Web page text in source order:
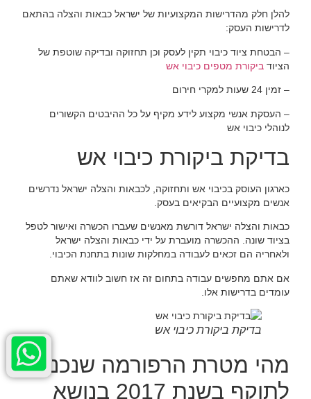
להלן חלק מהדרישות המקצועיות של ישראל כבאות והצלה בהתאם
לדרישות העסק:
– הבטחת ציוד כיבוי תקין לעסק וכן תחזוקה ובדיקה שוטפת של
הציודביקורת מטפים כיבוי אש
– זמין 24 שעות למקרי חירום
– העסקת אנשי מקצוע לידע מקיף על כל ההיבטים הקשורים
לנוהלי כיבוי אש
בדיקת ביקורת כיבוי אש
כארגון העוסק בכיבוי אש ותחזוקה, לכבאות והצלה ישראל נדרשים
אנשים מקצועיים הבקיאים בעסק.
כבאות והצלה ישראל דורשת מאנשים שעברו הכשרה ואישור לטפל
בציוד שונה. ההכשרה מועברת על ידי כבאות והצלה ישראל
ולאחריה הם זכאים לעבודה במחלקות שונות בתחנת הכיבוי.
אם אתם מחפשים עבודה בתחום זה אז חשוב לוודא שאתם
עומדים בדרישות אלו.
בדיקת ביקורת כיבוי אש
מהי מטרת הרפורמה שנכנסה
לתוקף בשנת 2017 בנושא